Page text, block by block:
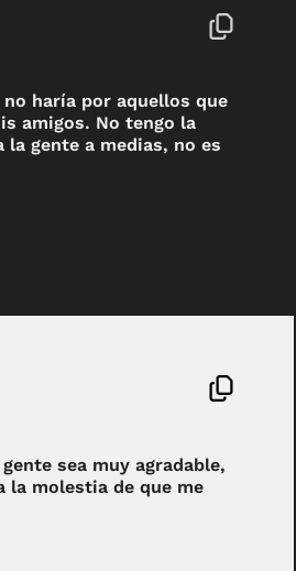
no haría por aquellos que
amigos. No tengo la
la gente a medias, no es
sea muy agradable,
la molestia de que me